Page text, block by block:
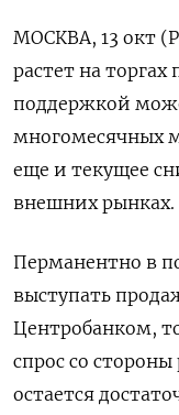
МОСКВА, 13 окт
растет на
поддержкой
многомесячных
еще и текущее
внешних рынках.
Перманентно в
выступать
Центробанком,
спрос со
остается